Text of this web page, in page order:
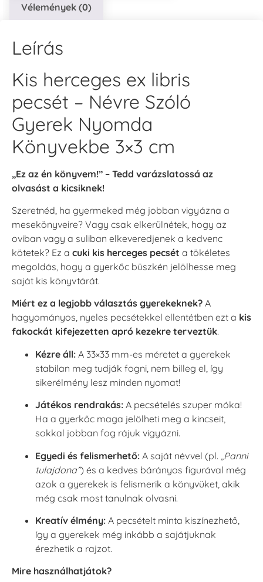
Vélemények (0)
Leírás
Kis herceges ex libris
pecsét – Névre Szóló
Gyerek Nyomda
Könyvekbe 3×3 cm
„Ez az én könyvem!” – Tedd varázslatossá az
olvasást a kicsiknek!
Szeretnéd, ha gyermeked még jobban vigyázna a
mesekönyveire? Vagy csak elkerülnétek, hogy az
oviban vagy a suliban elkeveredjenek a kedvenc
kötetek? Ez a cuki kis herceges pecsét a tökéletes
megoldás, hogy a gyerkőc büszkén jelölhesse meg
saját kis könyvtárát.
Miért ez a legjobb választás gyerekeknek? A
hagyományos, nyeles pecsétekkel ellentétben ezt a kis
fakockát kifejezetten apró kezekre terveztük.
Kézre áll: A 33×33 mm-es méretet a gyerekek
stabilan meg tudják fogni, nem billeg el, így
sikerélmény lesz minden nyomat!
Játékos rendrakás: A pecsételés szuper móka!
Ha a gyerkőc maga jelölheti meg a kincseit,
sokkal jobban fog rájuk vigyázni.
Egyedi és felismerhető: A saját névvel (pl. „Panni
tulajdona”) és a kedves bárányos figurával még
azok a gyerekek is felismerik a könyvüket, akik
még csak most tanulnak olvasni.
Kreatív élmény: A pecsételt minta kiszínezhető,
így a gyerekek még inkább a sajátjuknak
érezhetik a rajzot.
Mire használhatjátok?